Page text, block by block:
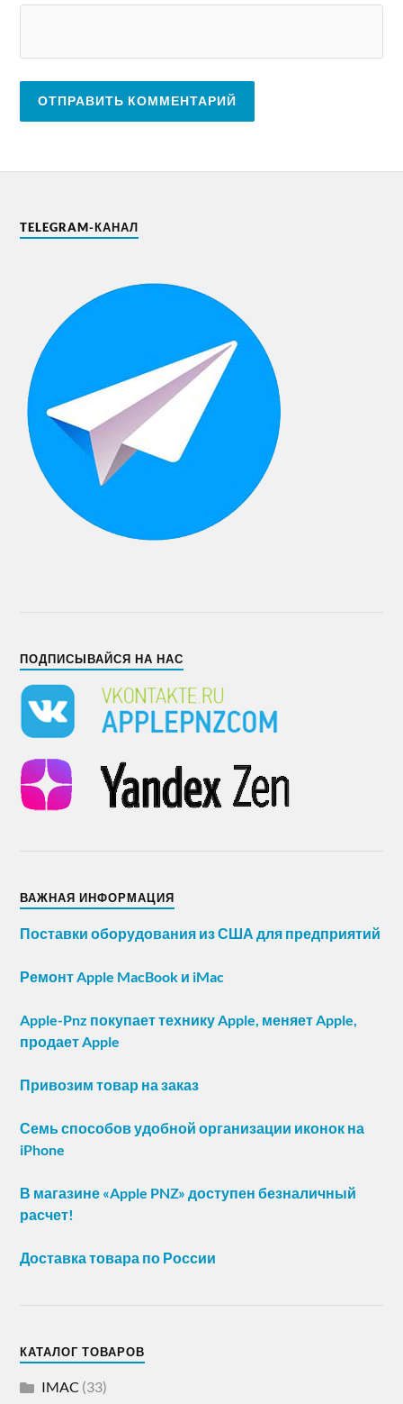
TELEGRAM-КАНАЛ
ПОДПИСЫВАЙСЯ НА НАС
ВАЖНАЯ ИНФОРМАЦИЯ
Поставки оборудования из США для предприятий
Ремонт Apple MacBook и iMac
Apple-Pnz покупает технику Apple, меняет Apple,
продает Apple
Привозим товар на заказ
Семь способов удобной организации иконок на
iPhone
В магазине «Apple PNZ» доступен безналичный
расчет!
Доставка товара по России
КАТАЛОГ ТОВАРОВ
IMAC (33)